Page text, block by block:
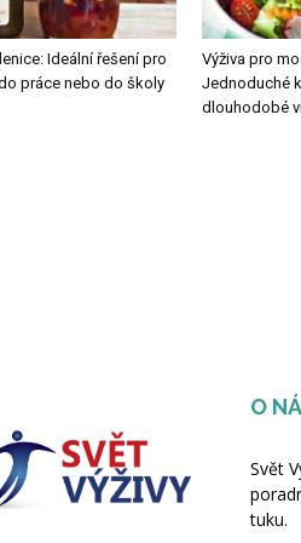
Ideální řešení pro
práce nebo do školy
Výživa pro
Jednoduché
dlouhodobé
O
Svět
tuku.